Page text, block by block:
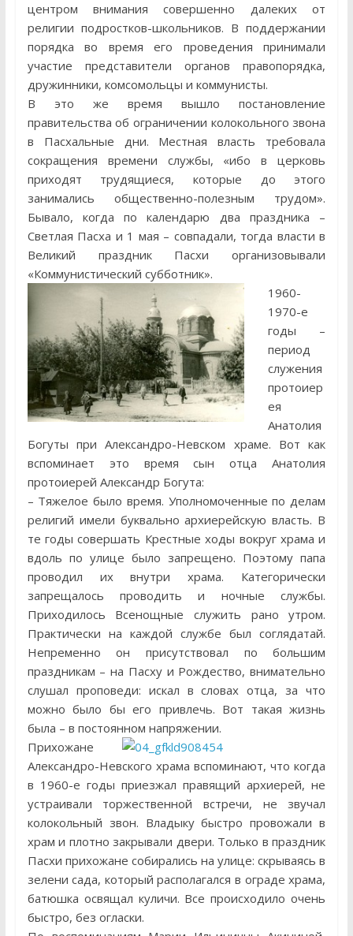
центром внимания совершенно далеких от
религии подростков-школьников. В поддержании
порядка во время его проведения принимали
участие представители органов правопорядка,
дружинники, комсомольцы и коммунисты.
В это же время вышло постановление
правительства об ограничении колокольного звона
в Пасхальные дни. Местная власть требовала
сокращения времени службы, «ибо в церковь
приходят трудящиеся, которые до этого
занимались общественно-полезным трудом».
Бывало, когда по календарю два праздника –
Светлая Пасха и 1 мая – совпадали, тогда власти в
Великий праздник Пасхи организовывали
«Коммунистический субботник».
1960-
1970-е
годы –
период
служения
протоиер
ея
Анатолия
Богуты при Александро-Невском храме. Вот как
вспоминает это время сын отца Анатолия
протоиерей Александр Богута:
– Тяжелое было время. Уполномоченные по делам
религий имели буквально архиерейскую власть. В
те годы совершать Крестные ходы вокруг храма и
вдоль по улице было запрещено. Поэтому папа
проводил их внутри храма. Категорически
запрещалось проводить и ночные службы.
Приходилось Всенощные служить рано утром.
Практически на каждой службе был соглядатай.
Непременно он присутствовал по большим
праздникам – на Пасху и Рождество, внимательно
слушал проповеди: искал в словах отца, за что
можно было бы его привлечь. Вот такая жизнь
была – в постоянном напряжении.
Прихожане
Александро-Невского храма вспоминают, что когда
в 1960-е годы приезжал правящий архиерей, не
устраивали торжественной встречи, не звучал
колокольный звон. Владыку быстро провожали в
храм и плотно закрывали двери. Только в праздник
Пасхи прихожане собирались на улице: скрываясь в
зелени сада, который располагался в ограде храма,
батюшка освящал куличи. Все происходило очень
быстро, без огласки.